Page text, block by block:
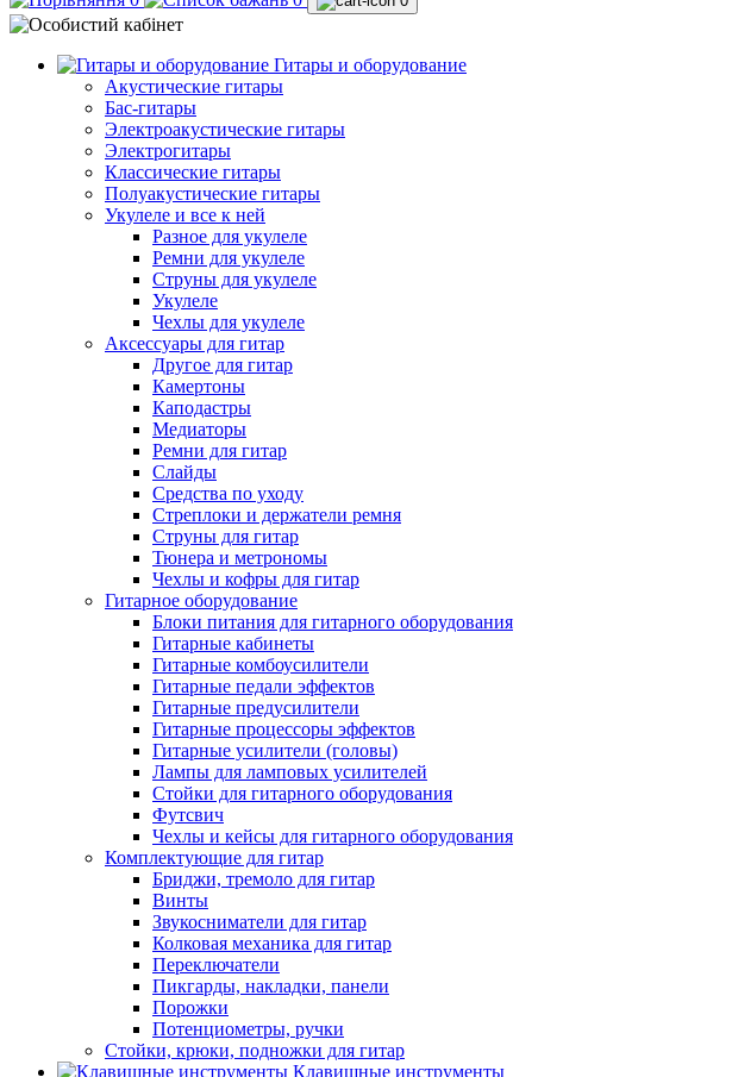
Гитары и оборудование
Акустические гитары
Бас-гитары
Электроакустические гитары
Электрогитары
Классические гитары
Полуакустические гитары
Укулеле и все к ней
Разное для укулеле
Ремни для укулеле
Струны для укулеле
Укулеле
Чехлы для укулеле
Аксессуары для гитар
Другое для гитар
Камертоны
Каподастры
Медиаторы
Ремни для гитар
Слайды
Средства по уходу
Стреплоки и держатели ремня
Струны для гитар
Тюнера и метрономы
Чехлы и кофры для гитар
Гитарное оборудование
Блоки питания для гитарного оборудования
Гитарные кабинеты
Гитарные комбоусилители
Гитарные педали эффектов
Гитарные предусилители
Гитарные процессоры эффектов
Гитарные усилители (головы)
Лампы для ламповых усилителей
Стойки для гитарного оборудования
Футсвич
Чехлы и кейсы для гитарного оборудования
Комплектующие для гитар
Бриджи, тремоло для гитар
Винты
Звукосниматели для гитар
Колковая механика для гитар
Переключатели
Пикгарды, накладки, панели
Порожки
Потенциометры, ручки
Стойки, крюки, подножки для гитар
Клавишные инструменты